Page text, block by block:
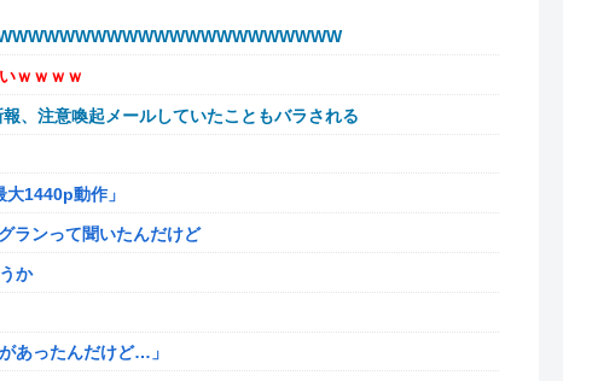
1440p動作」
ランって聞いたんだけど
か
い奴多くね？
の演劇のせいで2人も無駄死ににwwww
を逮捕ｗｗｗ
ｗｗｗｗ
、注意喚起メールしていたこともバラされる
1440p動作」
ランって聞いたんだけど
か
あったんだけど…」